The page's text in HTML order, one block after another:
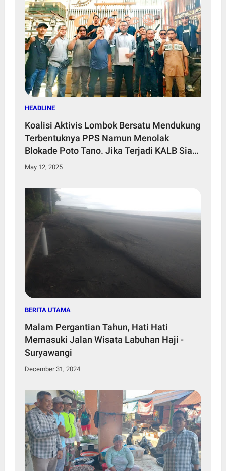
HEADLINE
Koalisi Aktivis Lombok Bersatu Mendukung
Terbentuknya PPS Namun Menolak
Blokade Poto Tano. Jika Terjadi KALB Siap
Gelar Aksi Tandingan
May 12, 2025
BERITA UTAMA
Malam Pergantian Tahun, Hati Hati
Memasuki Jalan Wisata Labuhan Haji -
Suryawangi
December 31, 2024